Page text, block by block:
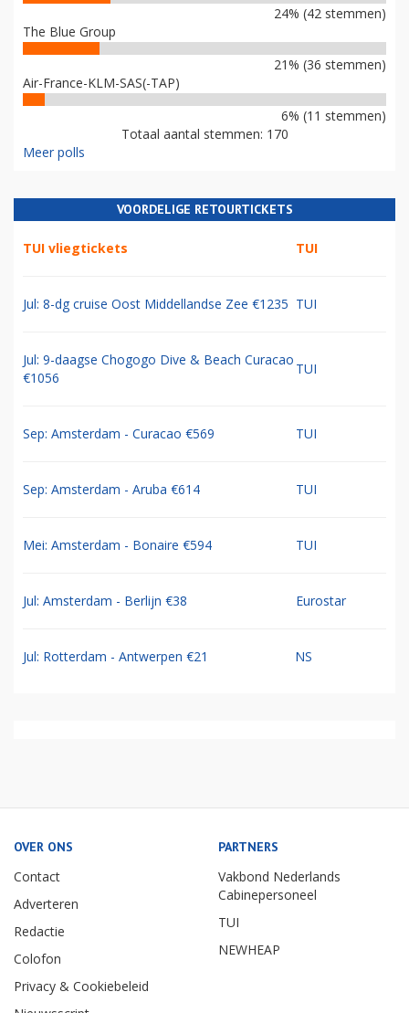
24% (42 stemmen)
The Blue Group
21% (36 stemmen)
Air-France-KLM-SAS(-TAP)
6% (11 stemmen)
Totaal aantal stemmen: 170
Meer polls
VOORDELIGE RETOURTICKETS
TUI vliegtickets TUI
Jul: 8-dg cruise Oost Middellandse Zee €1235 TUI
Jul: 9-daagse Chogogo Dive & Beach Curacao
€1056
TUI
Sep: Amsterdam - Curacao €569 TUI
Sep: Amsterdam - Aruba €614 TUI
Mei: Amsterdam - Bonaire €594 TUI
Jul: Amsterdam - Berlijn €38 Eurostar
Jul: Rotterdam - Antwerpen €21 NS
OVER ONS
Contact
Adverteren
Redactie
Colofon
Privacy & Cookiebeleid
PARTNERS
Vakbond Nederlands
Cabinepersoneel
TUI
NEWHEAP